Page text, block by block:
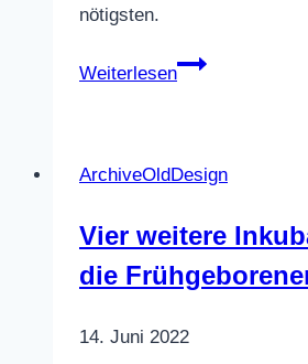
nötigsten.
Weiterlesen
Unterstützung
Organisationen,
Nothilfe
vor
in
ArchiveOldDesign
Vier weitere
die
14. Juni 2022